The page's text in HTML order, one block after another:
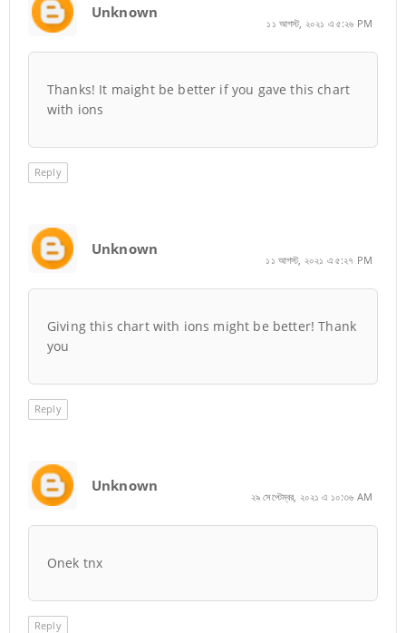
Unknown
১১ আগস্ট, ২০২১ এ ৫:২৬ PM
Thanks! It maight be better if you gave this chart
with ions
Reply
Unknown
১১ আগস্ট, ২০২১ এ ৫:২৭ PM
Giving this chart with ions might be better! Thank
you
Reply
Unknown
২৯ সেপ্টেম্বর, ২০২১ এ ১০:৩৬ AM
Onek tnx
Reply